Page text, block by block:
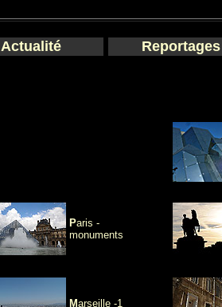
Actualité Reportages
Paris -
monuments
Marseille -1